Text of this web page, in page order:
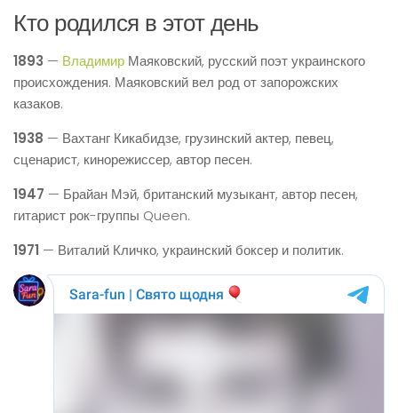
Кто родился в этот день
1893 — Владимир Маяковский, русский поэт украинского
происхождения. Маяковский вел род от запорожских
казаков.
1938 — Вахтанг Кикабидзе, грузинский актер, певец,
сценарист, кинорежиссер, автор песен.
1947 — Брайан Мэй, британский музыкант, автор песен,
гитарист рок-группы Queen.
1971 — Виталий Кличко, украинский боксер и политик.